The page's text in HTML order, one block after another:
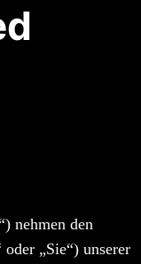
nehmen den
„Sie“) unserer